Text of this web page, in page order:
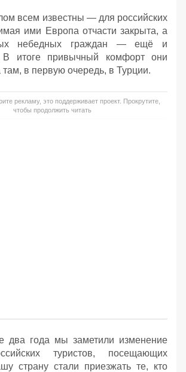
всем известны — для российских
ими Европа отчасти закрыта, а
небедных граждан — ещё и
В итоге привычный комфорт они
в первую очередь, в Турции.
рекламу, это поддерживает проект. Прокрутите,
чтобы продолжить читать
два года мы заметили изменение
туристов, посещающих
страну стали приезжать те, кто